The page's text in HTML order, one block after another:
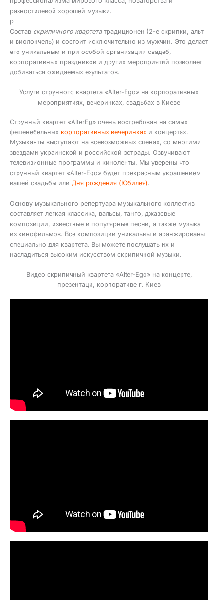
разностилевой хорошей музыки.
р
Состав скрипичного квартетатрадиционен (2-е скрипки, альт
и виолончель) и состоит исключительно из мужчин. Это делает
его уникальным и при особой организации свадеб,
корпоративных праздников и других мероприятий позволяет
добиваться ожидаемых езультатов.
Услуги струнного квартета «Alter-Egо» на корпоративных
мероприятиях, вечеринках, свадьбах в Киеве
Струнный квартет «AlterEg» очень востребован на самых
фешенебельных корпоративных вечеринках и концертах.
Музыканты выступают на всевозможных сценах, со многими
звездами украинской и российской эстрады. Озвучивают
телевизионные программы и киноленты. Мы уверены что
струнный квартет «Alter-Egо» будет прекрасным украшением
вашей свадьбы или Дня рождения (Юбилея).
Основу музыкального репертуара музыкального коллектив
составляет легкая классика, вальсы, танго, джазовые
композиции, известные и популярные песни, а также музыка
из кинофильмов. Все композиции уникальны и аранжированы
специально для квартета. Вы можете послушать их и
насладиться высоким искусством скрипичной музыки.
Видео скрипичный квартета «Alter-Egо» на концерте,
презентаци, корпоративе г. Киев